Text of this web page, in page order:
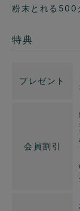
粉末とれる500
特典
プレゼント
会員割引